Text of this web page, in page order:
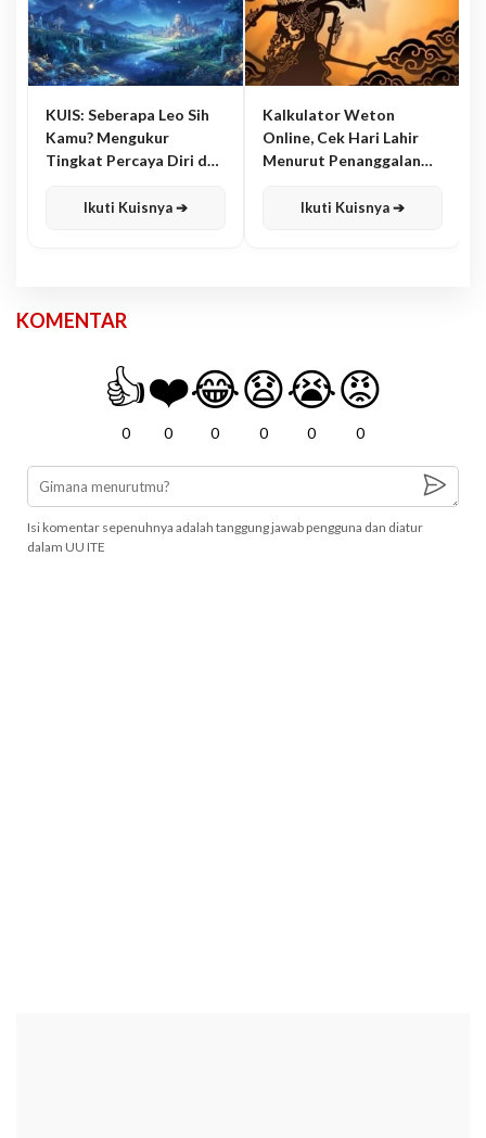
KUIS: Seberapa Leo Sih
Kamu? Mengukur
Tingkat Percaya Diri dan
Ikuti Kuisnya ➔
Kalkulator Weton
Online, Cek Hari Lahir
Menurut Penanggalan
Ikuti Kuisnya ➔
KOMENTAR
👍
0
❤️
0
😂
0
😧
0
😭
0
😡
0
Isi komentar sepenuhnya adalah tanggung jawab pengguna dan diatur
dalam UU ITE